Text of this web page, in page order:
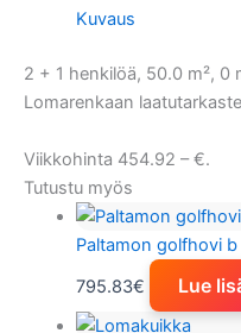
Kuvaus
2 + 1 henkilöä, 50.0 m², 0
Lomarenkaan
Viikkohinta 454.92 – €.
Tutustu myös
Paltamon golfhovi b
795.83€ Lue